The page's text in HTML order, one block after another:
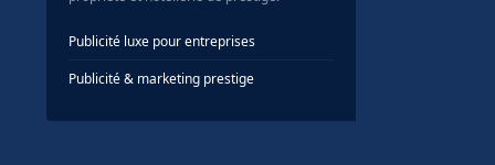
Publicité luxe pour entreprises
Publicité & marketing prestige